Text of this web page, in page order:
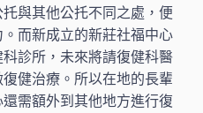
與其他公托不同之處，便
而新成立的新莊社福中心
診所，未來將請復健科醫
健治療。所以在地的長輩
需額外到其他地方進行復